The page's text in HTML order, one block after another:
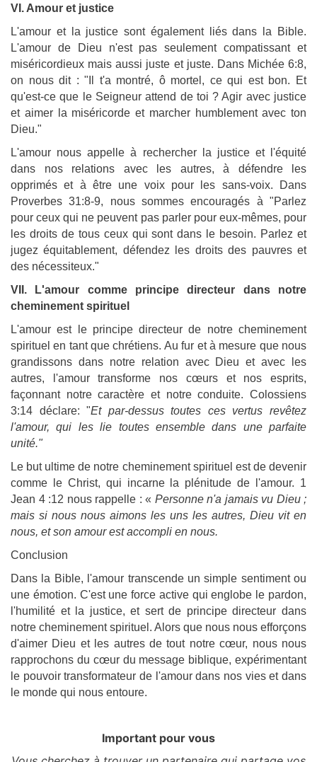
VI. Amour et justice
L'amour et la justice sont également liés dans la Bible.
L'amour de Dieu n'est pas seulement compatissant et
miséricordieux mais aussi juste et juste. Dans Michée 6:8,
on nous dit : "Il t'a montré, ô mortel, ce qui est bon. Et
qu'est-ce que le Seigneur attend de toi ? Agir avec justice
et aimer la miséricorde et marcher humblement avec ton
Dieu."
L'amour nous appelle à rechercher la justice et l'équité
dans nos relations avec les autres, à défendre les
opprimés et à être une voix pour les sans-voix. Dans
Proverbes 31:8-9, nous sommes encouragés à "Parlez
pour ceux qui ne peuvent pas parler pour eux-mêmes, pour
les droits de tous ceux qui sont dans le besoin. Parlez et
jugez équitablement, défendez les droits des pauvres et
des nécessiteux."
VII. L'amour comme principe directeur dans notre
cheminement spirituel
L'amour est le principe directeur de notre cheminement
spirituel en tant que chrétiens. Au fur et à mesure que nous
grandissons dans notre relation avec Dieu et avec les
autres, l'amour transforme nos cœurs et nos esprits,
façonnant notre caractère et notre conduite. Colossiens
3:14 déclare: "Et par-dessus toutes ces vertus revêtez
l'amour, qui les lie toutes ensemble dans une parfaite
unité."
Le but ultime de notre cheminement spirituel est de devenir
comme le Christ, qui incarne la plénitude de l'amour. 1
Jean 4 :12 nous rappelle : « Personne n'a jamais vu Dieu ;
mais si nous nous aimons les uns les autres, Dieu vit en
nous, et son amour est accompli en nous.
Conclusion
Dans la Bible, l'amour transcende un simple sentiment ou
une émotion. C'est une force active qui englobe le pardon,
l'humilité et la justice, et sert de principe directeur dans
notre cheminement spirituel. Alors que nous nous efforçons
d'aimer Dieu et les autres de tout notre cœur, nous nous
rapprochons du cœur du message biblique, expérimentant
le pouvoir transformateur de l'amour dans nos vies et dans
le monde qui nous entoure.
Important pour vous